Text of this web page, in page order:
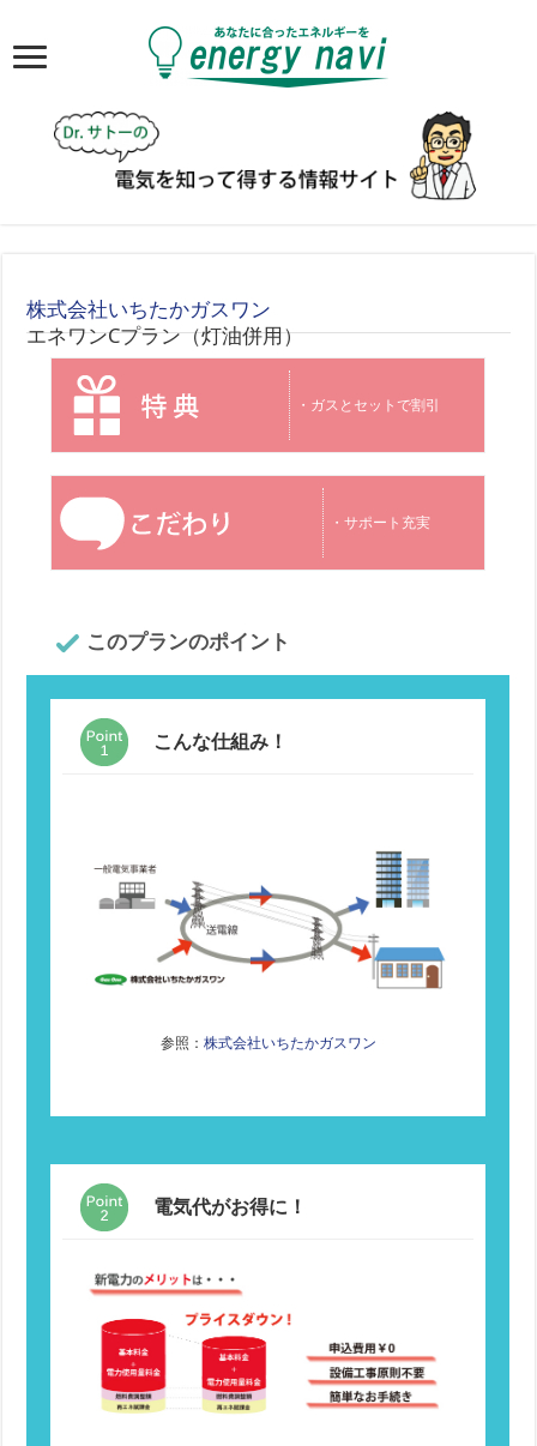
株式会社いちたかガスワン
エネワンCプラン（灯油併用）
・ガスとセットで割引
・サポート充実
このプランのポイント
こんな仕組み！
参照： 株式会社いちたかガスワン
電気代がお得に！